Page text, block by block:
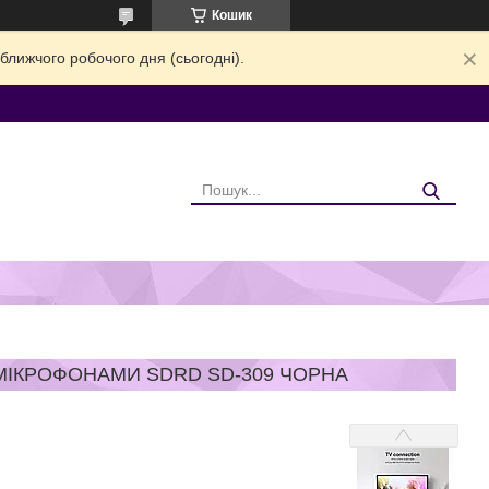
Кошик
робочого дня (сьогодні).
SDRD SD-309 ЧОРНА